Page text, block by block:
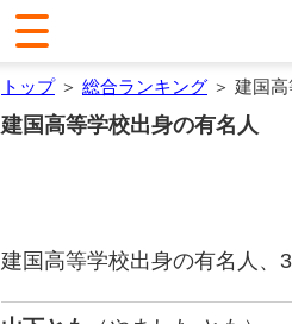
トップ＞ 総合ランキング ＞ 建国
建国高等学校出身の有名人
建国高等学校出身の有名人、